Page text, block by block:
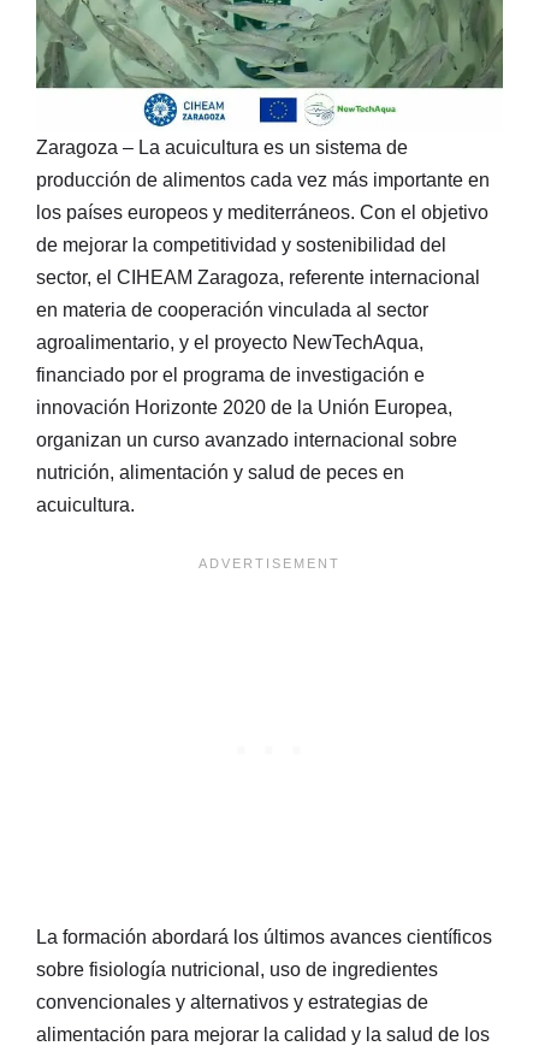
Zaragoza – La acuicultura es un sistema de
producción de alimentos cada vez más importante en
los países europeos y mediterráneos. Con el objetivo
de mejorar la competitividad y sostenibilidad del
sector, el CIHEAM Zaragoza, referente internacional
en materia de cooperación vinculada al sector
agroalimentario, y el proyecto NewTechAqua,
financiado por el programa de investigación e
innovación Horizonte 2020 de la Unión Europea,
organizan un curso avanzado internacional sobre
nutrición, alimentación y salud de peces en
acuicultura.
La formación abordará los últimos avances científicos
sobre fisiología nutricional, uso de ingredientes
convencionales y alternativos y estrategias de
alimentación para mejorar la calidad y la salud de los